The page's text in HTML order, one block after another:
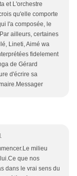
et L'orchestre
qu'elle comporte
l'a composée, le
ailleurs, certaines
Lineti, Aimé wa
fidelement
de Gérard
d'écrire sa
milieu
que nos
dans le vrai sens du